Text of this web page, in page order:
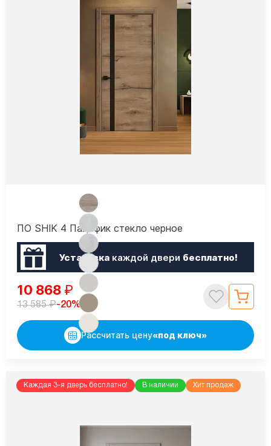
ПО SHIK 4 Пацифик стекло черное
Установкакаждой двери бесплатно!
10 868 ₽
13 585₽-20%
Рассчитать цену«под ключ»
Каждая 3-я дверь бесплатно! В наличии Хит продаж